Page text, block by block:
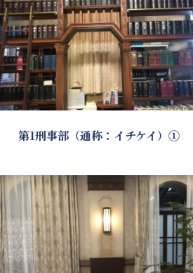
第1刑事部（通称：イチケイ）①